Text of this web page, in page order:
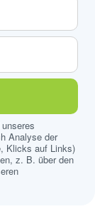
Analyse der
Klicks auf Links)
z. B. über den